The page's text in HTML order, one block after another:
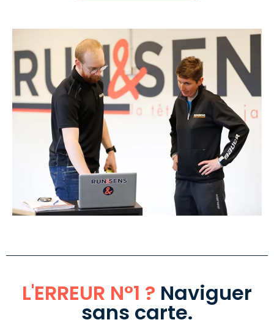
L'ERREUR N°1 ? Naviguer
sans carte.